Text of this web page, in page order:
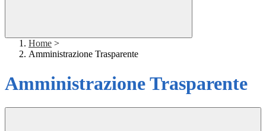
Home >
Amministrazione Trasparente
Amministrazione Trasparente